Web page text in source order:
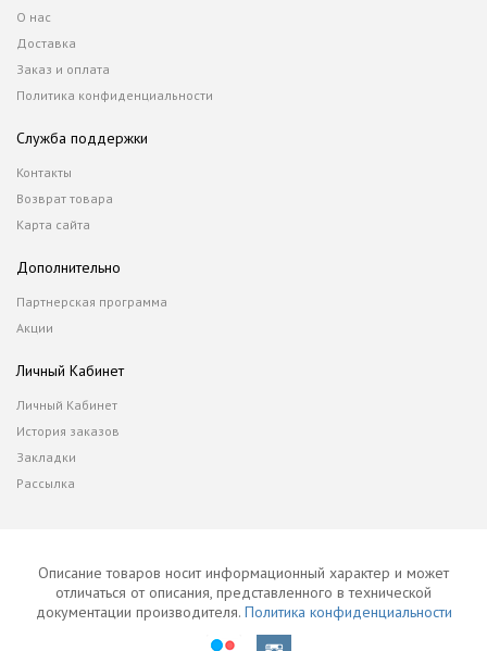
О нас
Доставка
Заказ и оплата
Политика конфиденциальности
Служба поддержки
Контакты
Возврат товара
Карта сайта
Дополнительно
Партнерская программа
Акции
Личный Кабинет
Личный Кабинет
История заказов
Закладки
Рассылка
Описание товаров носит информационный характер и может
отличаться от описания, представленного в технической
документации производителя. Политика конфиденциальности